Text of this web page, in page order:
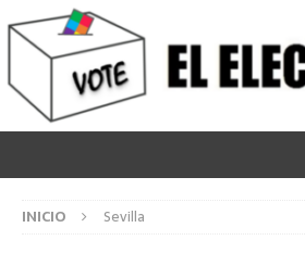
INICIO Sevilla